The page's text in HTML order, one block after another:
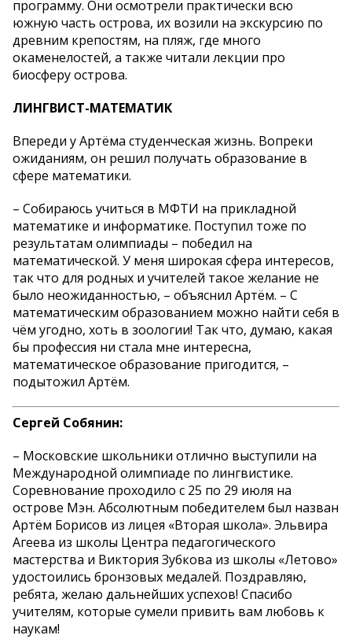
программу. Они осмотрели практически всю
южную часть острова, их возили на экскурсию по
древним крепостям, на пляж, где много
окаменелостей, а также читали лекции про
биосферу острова.
ЛИНГВИСТ-МАТЕМАТИК
Впереди у Артёма студенческая жизнь. Вопреки
ожиданиям, он решил получать образование в
сфере математики.
– Собираюсь учиться в МФТИ на прикладной
математике и информатике. Поступил тоже по
результатам олимпиады – победил на
математической. У меня широкая сфера интересов,
так что для родных и учителей такое желание не
было неожиданностью, – объяснил Артём. – С
математическим образованием можно найти себя в
чём угодно, хоть в зоологии! Так что, думаю, какая
бы профессия ни стала мне интересна,
математическое образование пригодится, –
подытожил Артём.
Сергей Собянин:
– Московские школьники отлично выступили на
Международной олимпиаде по лингвистике.
Соревнование проходило с 25 по 29 июля на
острове Мэн. Абсолютным победителем был назван
Артём Борисов из лицея «Вторая школа». Эльвира
Агеева из школы Центра педагогического
мастерства и Виктория Зубкова из школы «Летово»
удостоились бронзовых медалей. Поздравляю,
ребята, желаю дальнейших успехов! Спасибо
учителям, которые сумели привить вам любовь к
наукам!